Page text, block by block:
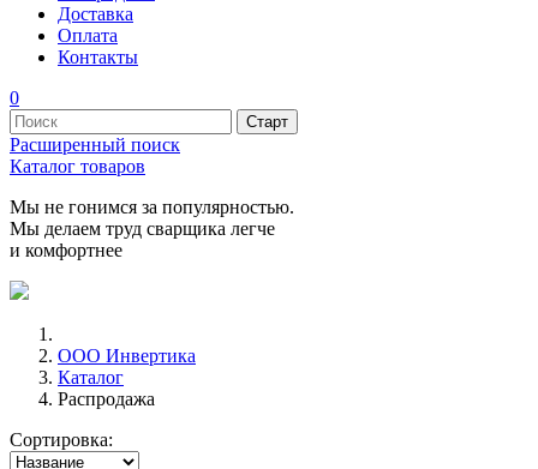
Доставка
Оплата
Контакты
0
Расширенный поиск
Каталог товаров
Мы не гонимся за популярностью.
Мы делаем труд сварщика легче
и комфортнее
ООО Инвертика
Каталог
Распродажа
Сортировка: